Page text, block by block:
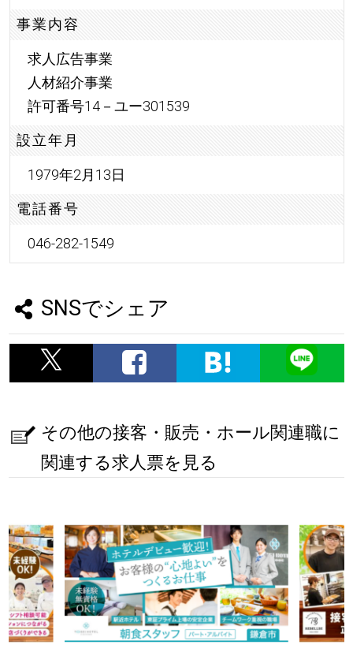
事業内容
求人広告事業
人材紹介事業
許可番号14－ユー301539
設立年月
1979年2月13日
電話番号
046-282-1549
SNSでシェア
その他の接客・販売・ホール関連職に
関連する求人票を見る